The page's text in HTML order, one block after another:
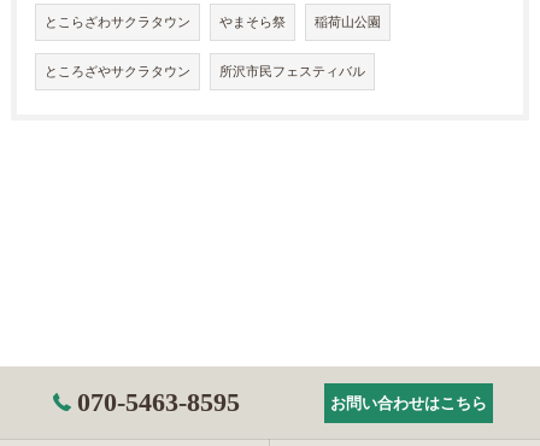
とこらざわサクラタウン やまそら祭 稲荷山公園
ところざやサクラタウン 所沢市民フェスティバル
070-5463-8595 お問い合わせはこちら